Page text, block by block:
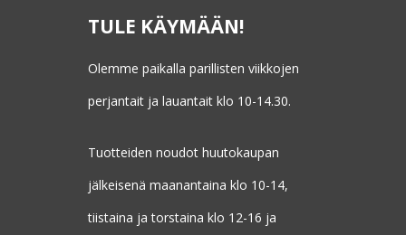
TULE KÄYMÄÄN!
Olemme paikalla parillisten viikkojen
perjantait ja lauantait klo 10-14.30.
Tuotteiden noudot huutokaupan
jälkeisenä maanantaina klo 10-14,
tiistaina ja torstaina klo 12-16 ja